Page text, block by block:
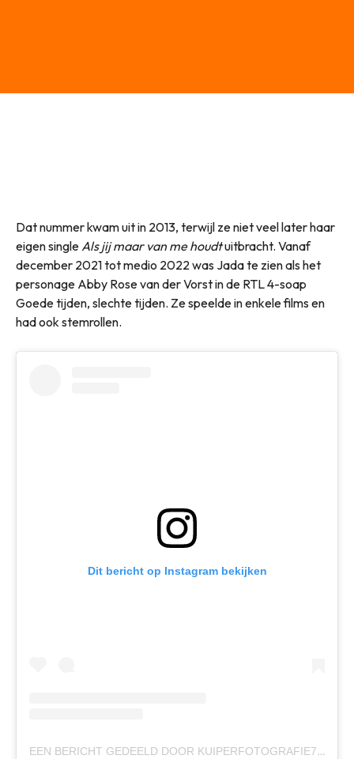
Dat nummer kwam uit in 2013, terwijl ze niet veel later haar
eigen single Als jij maar van me houdtuitbracht. Vanaf
december 2021 tot medio 2022 was Jada te zien als het
personage Abby Rose van der Vorst in de RTL 4-soap
Goede tijden, slechte tijden. Ze speelde in enkele films en
had ook stemrollen.
Dit bericht op Instagram bekijken
EEN BERICHT GEDEELD DOOR KUIPERFOTOGRAFIE7@GMAIL.COM (@KUIPER_FOTOGRAFIE)